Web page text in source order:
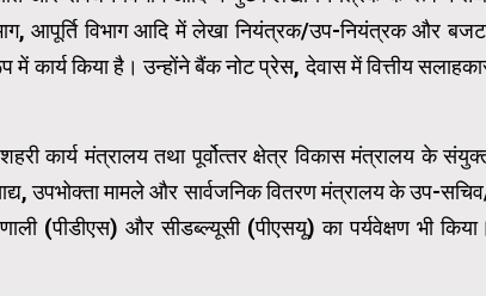
आपूर्ति विभाग आदि में लेखा नियंत्रक/उप-नियंत्रक और
कार्य किया है। उन्होंने बैंक नोट प्रेस, देवास में वित्तीय
कार्य मंत्रालय तथा पूर्वोत्‍तर क्षेत्र विकास मंत्रालय के
उपभोक्ता मामले और सार्वजनिक वितरण मंत्रालय के उप-
(पीडीएस) और सीडब्ल्यूसी (पीएसयू) का पर्यवेक्षण भी